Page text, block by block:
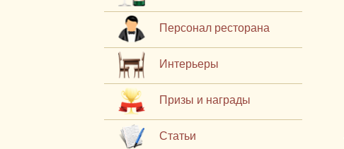
Персонал ресторана
Интерьеры
Призы и награды
Статьи